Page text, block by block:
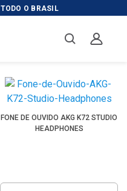
TODO O BRASIL
FONE DE OUVIDO AKG K72 STUDIO
HEADPHONES